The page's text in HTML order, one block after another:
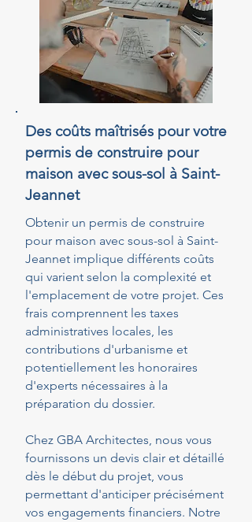
Des coûts maîtrisés pour votre
permis de construire pour
maison avec sous-sol à Saint-
Jeannet
Obtenir un permis de construire
pour maison avec sous-sol à Saint-
Jeannet implique différents coûts
qui varient selon la complexité et
l'emplacement de votre projet. Ces
frais comprennent les taxes
administratives locales, les
contributions d'urbanisme et
potentiellement les honoraires
d'experts nécessaires à la
préparation du dossier.
Chez GBA Architectes, nous vous
fournissons un devis clair et détaillé
dès le début du projet, vous
permettant d'anticiper précisément
vos engagements financiers. Notre